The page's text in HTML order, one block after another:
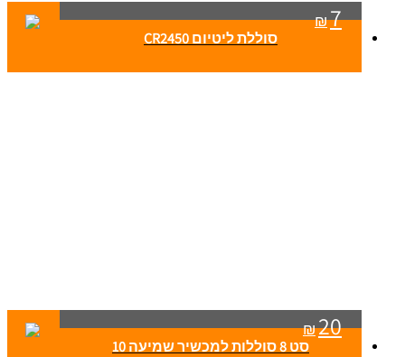
₪7
סוללת ליטיום CR2450
₪20
סט 8 סוללות למכשיר שמיעה 10